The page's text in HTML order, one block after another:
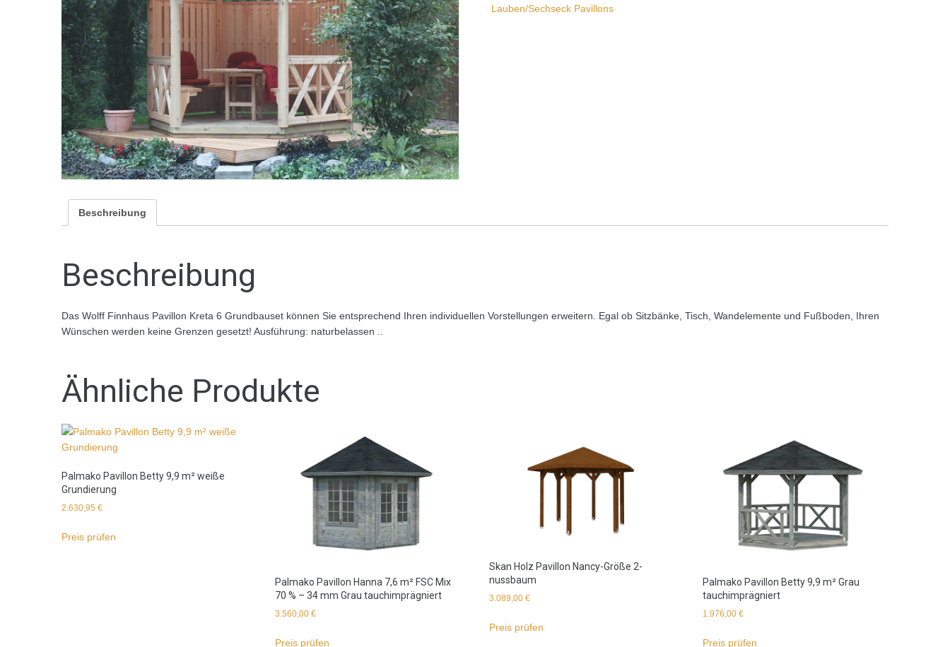
Lauben/Sechseck Pavillons
Beschreibung
Beschreibung
Das Wolff Finnhaus Pavillon Kreta 6 Grundbauset können Sie entsprechend Ihren individuellen Vorstellungen erweitern. Egal ob Sitzbänke, Tisch, Wandelemente und Fußboden, Ihren
Wünschen werden keine Grenzen gesetzt! Ausführung: naturbelassen ..
Ähnliche Produkte
Palmako Pavillon Betty 9,9 m² weiße
Grundierung
2.630,95 €
Preis prüfen
Palmako Pavillon Hanna 7,6 m² FSC Mix
70 % – 34 mm Grau tauchimprägniert
3.560,00€
Preis prüfen
Skan Holz Pavillon Nancy-Größe 2-
nussbaum
3.089,00 €
Preis prüfen
Palmako Pavillon Betty 9,9 m² Grau
tauchimprägniert
1.976,00€
Preis prüfen